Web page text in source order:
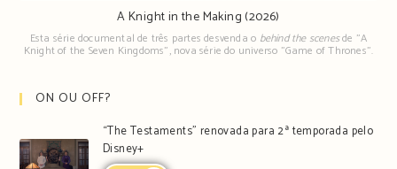
A Knight in the Making (2026)
Esta série documental de três partes desvenda o behind the scenesde "A
Knight of the Seven Kingdoms", nova série do universo "Game of Thrones".
ON OU OFF?
“The Testaments” renovada para 2ª temporada pelo
Disney+